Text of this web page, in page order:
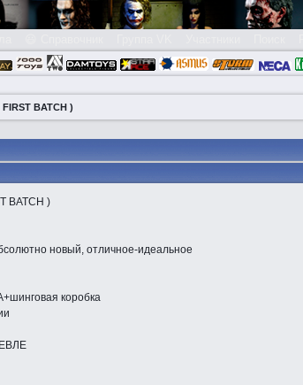
BATCH )
BATCH )
новый, отличное-идеальное
коробка